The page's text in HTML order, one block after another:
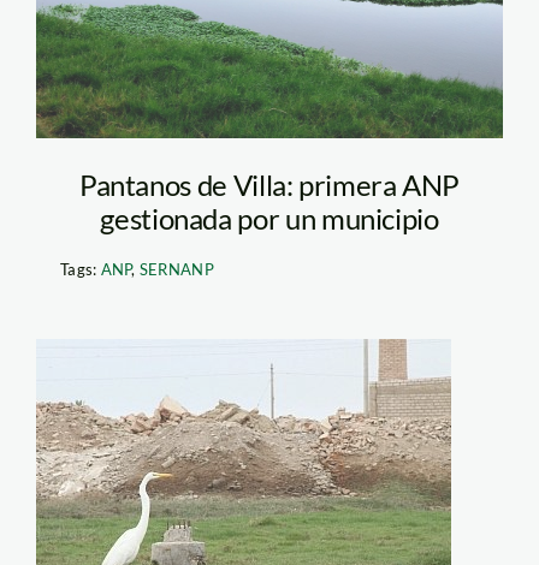
villa_spda
Pantanos de Villa: primera ANP
gestionada por un municipio
Tags: ANP, SERNANP
pantanos de
villa_el_comercio